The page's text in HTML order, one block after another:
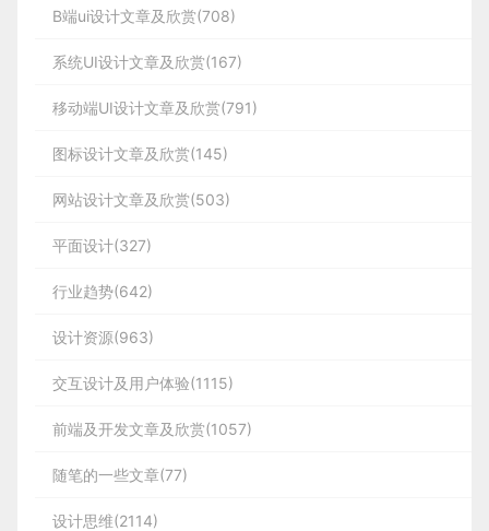
B端ui设计文章及欣赏(708)
系统UI设计文章及欣赏(167)
移动端UI设计文章及欣赏(791)
图标设计文章及欣赏(145)
网站设计文章及欣赏(503)
平面设计(327)
行业趋势(642)
设计资源(963)
交互设计及用户体验(1115)
前端及开发文章及欣赏(1057)
随笔的一些文章(77)
设计思维(2114)